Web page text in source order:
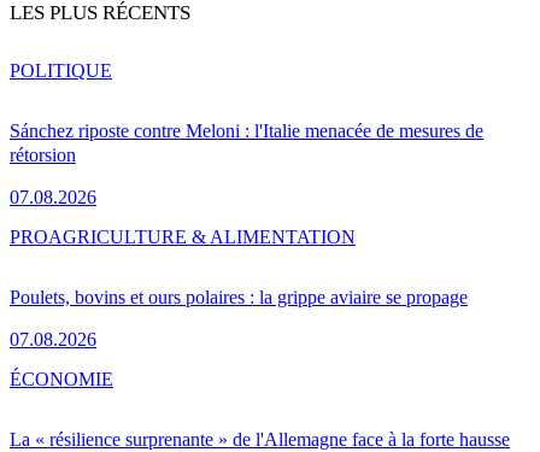
LES PLUS RÉCENTS
Sánchez riposte contre Meloni : l'Italie menacée de mesures de
rétorsion
07.08.2026
POLITIQUE
Poulets, bovins et ours polaires : la grippe aviaire se propage
07.08.2026
PROAGRICULTURE & ALIMENTATION
La « résilience surprenante » de l'Allemagne face à la forte hausse
ÉCONOMIE